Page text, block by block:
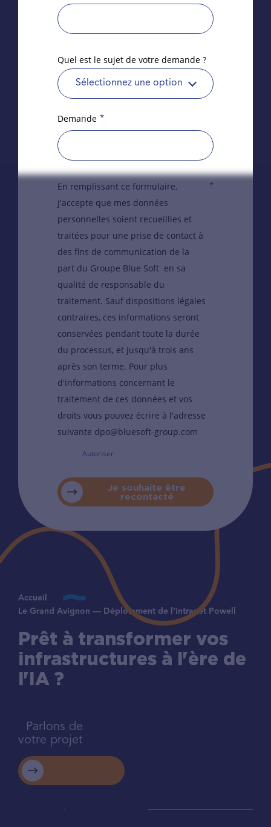
Quel est le sujet de votre demande ?
Sélectionnez une option
Demande *
En remplissant ce formulaire,
j'accepte que mes données
personnelles soient recueillies et
traitées pour une prise de contact à
des fins de communication de la
part du Groupe Blue Soft en sa
qualité de responsable du
traitement. Sauf dispositions légales
contraires, ces informations seront
conservées pendant toute la durée
du processus, et jusqu'à trois ans
après son terme. Pour plus
d'informations concernant le
traitement de ces données et vos
droits vous pouvez écrire à l'adresse
suivante dpo@bluesoft-group.com
*
Autoriser
Je souhaite être
recontacté
Accueil
Le Grand Avignon — Déploiement de l’intranet Powell
Prêt à transformer vos
infrastructures à l'ère de
l'IA ?
Parlons de
votre projet